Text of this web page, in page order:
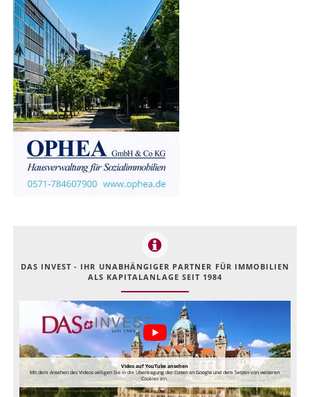
DAS INVEST - IHR UNABHÄNGIGER PARTNER FÜR IMMOBILIEN
ALS KAPITALANLAGE SEIT 1984
Video auf YouTube ansehen
Mit dem Ansehen des Videos willigen Sie in die Übertragung der Daten an Google und dem Setzen von weiteren
Cookies ein.